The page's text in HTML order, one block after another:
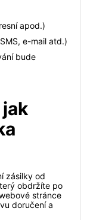
apod.)
e-mail atd.)
bude
zásilky od
obdržíte po
stránce
doručení a